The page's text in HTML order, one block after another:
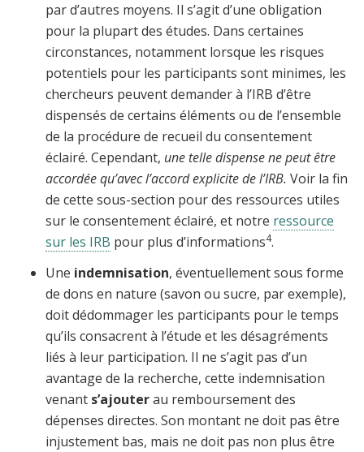
par d’autres moyens. Il s’agit d’une obligation
pour la plupart des études. Dans certaines
circonstances, notamment lorsque les risques
potentiels pour les participants sont minimes, les
chercheurs peuvent demander à l’IRB d’être
dispensés de certains éléments ou de l’ensemble
de la procédure de recueil du consentement
éclairé. Cependant, une telle dispense ne peut être
accordée qu’avec l’accord explicite de l’IRB. Voir la fin
de cette sous-section pour des ressources utiles
sur le consentement éclairé, et notre ressource
sur les IRB pour plus d’informations4.
Une indemnisation, éventuellement sous forme
de dons en nature (savon ou sucre, par exemple),
doit dédommager les participants pour le temps
qu’ils consacrent à l’étude et les désagréments
liés à leur participation. Il ne s’agit pas d’un
avantage de la recherche, cette indemnisation
venant s’ajouterau remboursement des
dépenses directes. Son montant ne doit pas être
injustement bas, mais ne doit pas non plus être